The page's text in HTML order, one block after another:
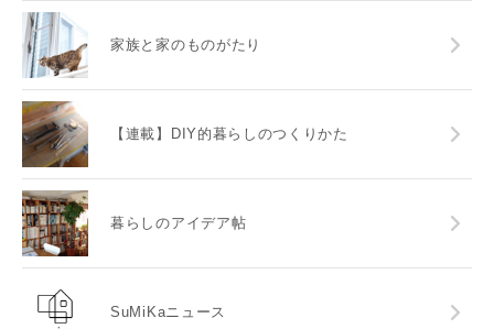
家族と家のものがたり
【連載】DIY的暮らしのつくりかた
暮らしのアイデア帖
SuMiKaニュース